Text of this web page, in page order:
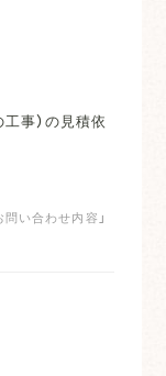
事）の見積依
い合わせ内容」